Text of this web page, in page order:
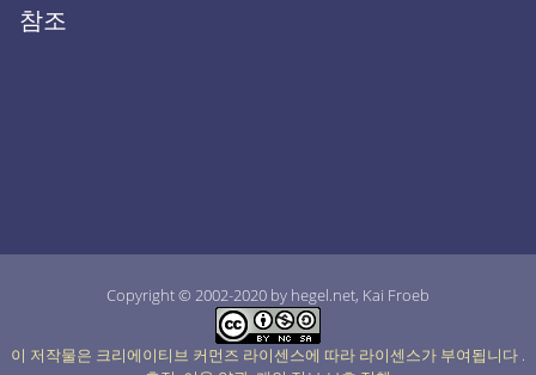
참조
Copyright © 2002-2020 by hegel.net, Kai Froeb
이 저작물은 크리에이티브 커먼즈 라이센스에 따라 라이센스가 부여됩니다 .